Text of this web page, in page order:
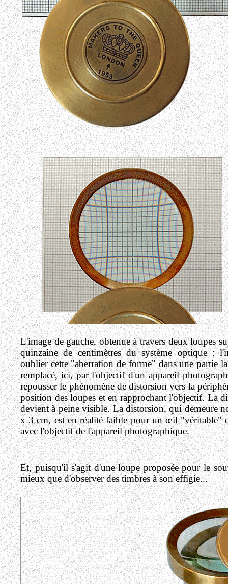
L'image de gauche, obtenue à travers deux loupes
quinzaine de centimètres du système optique :
oublier cette "aberration de forme" dans une partie
remplacé, ici, par l'objectif d'un appareil
repousser le phénomène de distorsion vers la
position des loupes et en rapprochant l'objectif. La
devient à peine visible. La distorsion, qui demeure
x 3 cm, est en réalité faible pour un œil "véritable"
avec l'objectif de l'appareil photographique.
Et, puisqu'il s'agit d'une loupe proposée pour le
mieux que d'observer des timbres à son effigie...